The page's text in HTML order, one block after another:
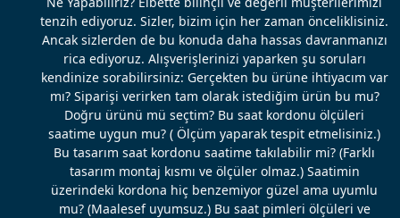
tenzih ediyoruz. Sizler, bizim için her zaman önceliklisiniz.
Ancak sizlerden de bu konuda daha hassas davranmanızı
rica ediyoruz. Alışverişlerinizi yaparken şu soruları
kendinize sorabilirsiniz: Gerçekten bu ürüne ihtiyacım var
mı? Siparişi verirken tam olarak istediğim ürün bu mu?
Doğru ürünü mü seçtim? Bu saat kordonu ölçüleri
saatime uygun mu? ( Ölçüm yaparak tespit etmelisiniz.)
Bu tasarım saat kordonu saatime takılabilir mi? (Farklı
tasarım montaj kısmı ve ölçüler olmaz.) Saatimin
üzerindeki kordona hiç benzemiyor güzel ama uyumlu
mu? (Maalesef uyumsuz.) Bu saat pimleri ölçüleri ve